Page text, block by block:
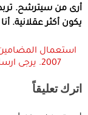
أرى من سيترشح.
يكون أكثر عقلانية.
2007. يرجى ارسال ملاحظات لـ akkanet.net@gmail.com
اترك تعليقاً